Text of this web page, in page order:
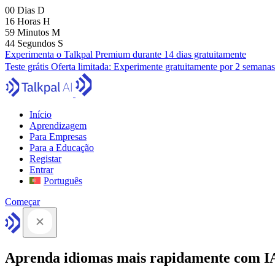
00 Dias D
16 Horas H
59 Minutos M
43 Segundos S
Experimenta o Talkpal Premium durante 14 dias gratuitamente
Teste grátis Oferta limitada: Experimente gratuitamente por 2 semanas
Início
Aprendizagem
Para Empresas
Para a Educação
Registar
Entrar
Português
Começar
Aprenda idiomas mais rapidamente com